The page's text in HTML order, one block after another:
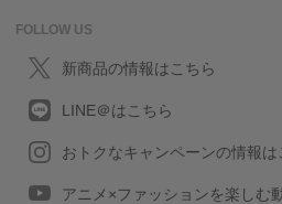
FOLLOW US
新商品の情報はこちら
LINE＠はこちら
おトクなキャンペーンの情報は
アニメ×ファッションを楽しむ